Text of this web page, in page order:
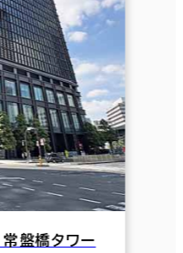
常盤橋タワー